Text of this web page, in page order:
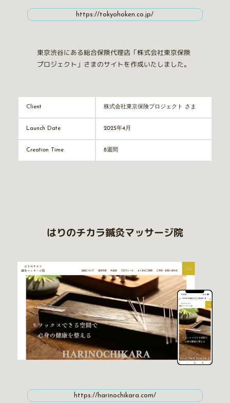
https://tokyohoken.co.jp/
東京渋谷にある総合保険代理店「株式会社東京保険
プロジェクト」さまのサイトを作成いたしました。
Client 株式会社東京保険プロジェクト さま
Launch Date 2025年4月
Creation Time 8週間
はりのチカラ鍼灸マッサージ院
https://harinochikara.com/